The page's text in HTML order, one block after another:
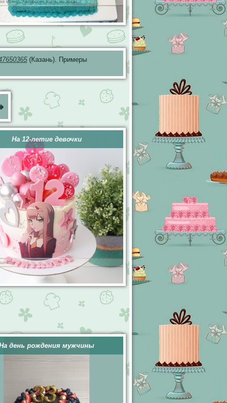
(Казань). Примеры
На 12-летие девочки
день рождения мужчины